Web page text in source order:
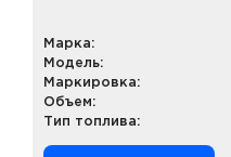
Марка:
Модель:
Маркировка:
Объем:
Тип топлива: